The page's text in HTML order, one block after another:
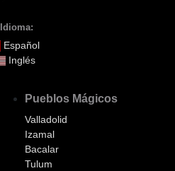
Idioma:
Español
Inglés
Pueblos Mágicos
Valladolid
Izamal
Bacalar
Tulum